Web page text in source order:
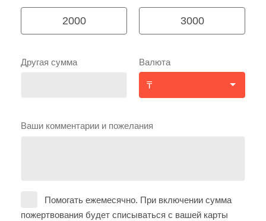
2000 3000
Другая сумма Валюта
Ваши комментарии и пожелания
Помогать ежемесячно. При включении сумма
пожертвования будет списываться с вашей карты